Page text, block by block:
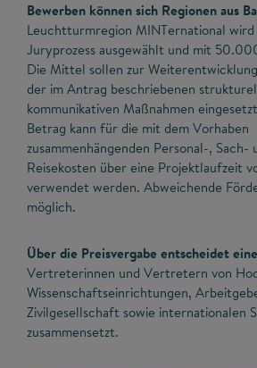
Bewerben können sich Regionen aus
Leuchtturmregion MINTernational wird
Juryprozess ausgewählt und mit
Die Mittel sollen zur
der im Antrag beschriebenen
kommunikativen Maßnahmen
Betrag kann für die mit dem Vorhaben
zusammenhängenden Personal-, Sach-
Reisekosten über eine Projektlaufzeit
verwendet werden. Abweichende
möglich.
Über die Preisvergabe entscheidet
Vertreterinnen und Vertretern von
Wissenschaftseinrichtungen,
Zivilgesellschaft sowie internationalen
zusammensetzt.